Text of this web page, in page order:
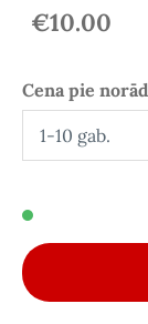
€10.00
Cena pie